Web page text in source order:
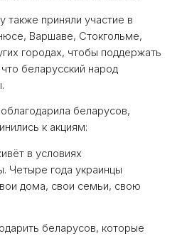
приняли участие в
Варшаве, Стокгольме,
городах, чтобы поддержать
беларусский народ
беларусов,
к акциям:
в условиях
Четыре года украинцы
дома, свои семьи, свою
беларусов, которые